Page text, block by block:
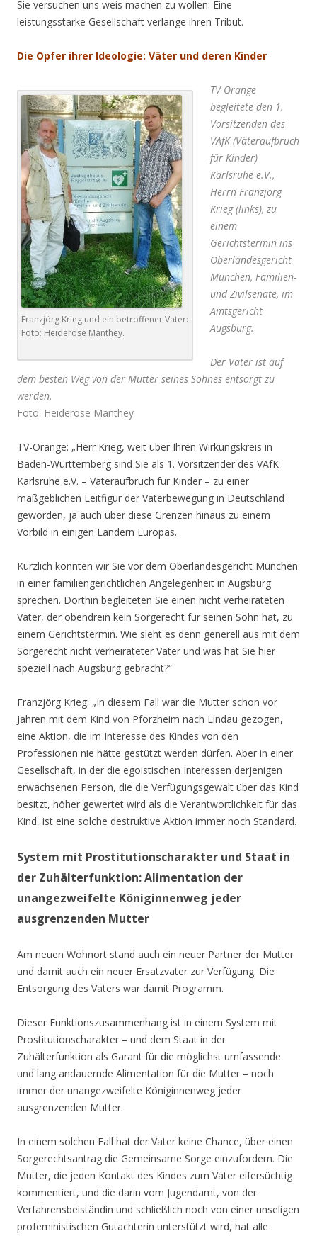
Sie versuchen uns weis machen zu wollen: Eine
leistungsstarke Gesellschaft verlange ihren Tribut.
Die Opfer ihrer Ideologie: Väter und deren Kinder
Franzjörg Krieg und ein betroffener Vater:
Foto: Heiderose Manthey.
TV-Orange
begleitete den 1.
Vorsitzenden des
VAfK (Väteraufbruch
für Kinder)
Karlsruhe e.V.,
Herrn Franzjörg
Krieg (links), zu
einem
Gerichtstermin ins
Oberlandesgericht
München, Familien-
und Zivilsenate, im
Amtsgericht
Augsburg.
Der Vater ist auf
dem besten Weg von der Mutter seines Sohnes entsorgt zu
werden.
Foto: Heiderose Manthey
TV-Orange: „Herr Krieg, weit über Ihren Wirkungskreis in
Baden-Württemberg sind Sie als 1. Vorsitzender des VAfK
Karlsruhe e.V. – Väteraufbruch für Kinder – zu einer
maßgeblichen Leitfigur der Väterbewegung in Deutschland
geworden, ja auch über diese Grenzen hinaus zu einem
Vorbild in einigen Ländern Europas.
Kürzlich konnten wir Sie vor dem Oberlandesgericht München
in einer familiengerichtlichen Angelegenheit in Augsburg
sprechen. Dorthin begleiteten Sie einen nicht verheirateten
Vater, der obendrein kein Sorgerecht für seinen Sohn hat, zu
einem Gerichtstermin. Wie sieht es denn generell aus mit dem
Sorgerecht nicht verheirateter Väter und was hat Sie hier
speziell nach Augsburg gebracht?“
Franzjörg Krieg: „In diesem Fall war die Mutter schon vor
Jahren mit dem Kind von Pforzheim nach Lindau gezogen,
eine Aktion, die im Interesse des Kindes von den
Professionen nie hätte gestützt werden dürfen. Aber in einer
Gesellschaft, in der die egoistischen Interessen derjenigen
erwachsenen Person, die die Verfügungsgewalt über das Kind
besitzt, höher gewertet wird als die Verantwortlichkeit für das
Kind, ist eine solche destruktive Aktion immer noch Standard.
System mit Prostitutionscharakter und Staat in
der Zuhälterfunktion: Alimentation der
unangezweifelte Königinnenweg jeder
ausgrenzenden Mutter
Am neuen Wohnort stand auch ein neuer Partner der Mutter
und damit auch ein neuer Ersatzvater zur Verfügung. Die
Entsorgung des Vaters war damit Programm.
Dieser Funktionszusammenhang ist in einem System mit
Prostitutionscharakter – und dem Staat in der
Zuhälterfunktion als Garant für die möglichst umfassende
und lang andauernde Alimentation für die Mutter – noch
immer der unangezweifelte Königinnenweg jeder
ausgrenzenden Mutter.
In einem solchen Fall hat der Vater keine Chance, über einen
Sorgerechtsantrag die Gemeinsame Sorge einzufordern. Die
Mutter, die jeden Kontakt des Kindes zum Vater eifersüchtig
kommentiert, und die darin vom Jugendamt, von der
Verfahrensbeiständin und schließlich noch von einer unseligen
profeministischen Gutachterin unterstützt wird, hat alle